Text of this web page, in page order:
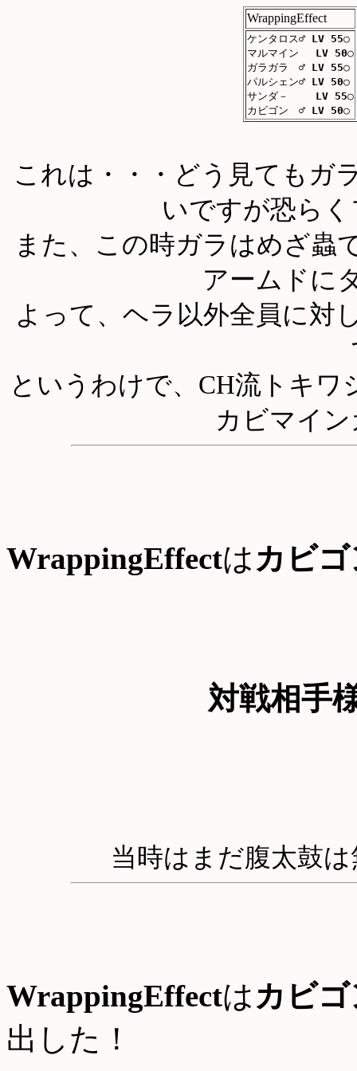
WrappingEffect
ケンタロス♂ LV 55○
マルマイン
LV 50○
ガラガラ ♂ LV 55○
パルシェン♂ LV 50○
サンダ－
LV 55○
カビゴン ♂ LV 50○
これは・・・どう見てもガ
いですが恐ら
また、この時ガラはめざ蟲
アームドに
よって、ヘラ以外全員に対
というわけで、CH流トキ
カビマイ
WrappingEffectは カビ
対戦相手
当時はまだ腹太鼓
WrappingEffectは カビ
出した！